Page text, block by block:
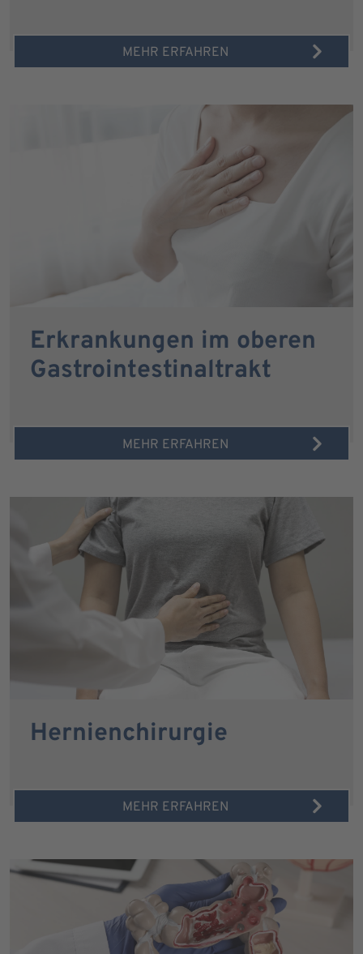
MEHR ERFAHREN
Erkrankungen im oberen
Gastrointestinaltrakt
MEHR ERFAHREN
Hernienchirurgie
MEHR ERFAHREN